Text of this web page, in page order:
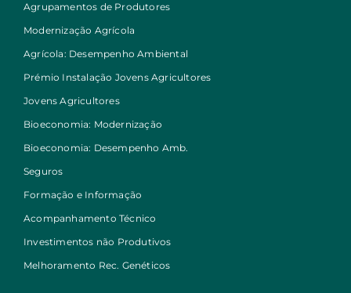
Agrupamentos de Produtores
Modernização Agrícola
Agrícola: Desempenho Ambiental
Prémio Instalação Jovens Agricultores
Jovens Agricultores
Bioeconomia: Modernização
Bioeconomia: Desempenho Amb.
Seguros
Formação e Informação
Acompanhamento Técnico
Investimentos não Produtivos
Melhoramento Rec. Genéticos